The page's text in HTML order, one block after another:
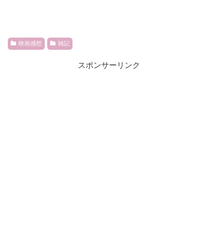
映画感想 雑記
スポンサーリンク